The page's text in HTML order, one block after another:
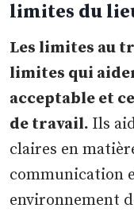
limites du
Les limites au
limites qui
acceptable et
de travail. Ils
claires en
communication
environnement